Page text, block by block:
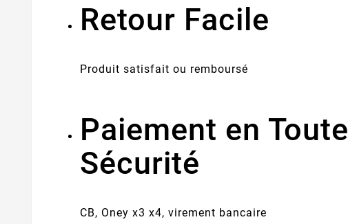
Retour Facile
Produit satisfait ou remboursé
Paiement en Toute
Sécurité
CB, Oney x3 x4, virement bancaire